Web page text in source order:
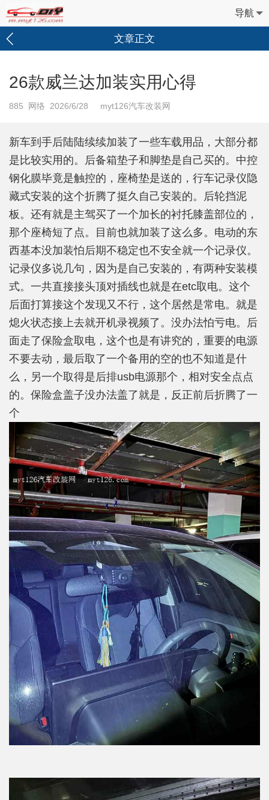
导航
文章正文
26款威兰达加装实用心得
885 网络 2026/6/28 myt126汽车改装网
新车到手后陆陆续续加装了一些车载用品，大部分都
是比较实用的。后备箱垫子和脚垫是自己买的。中控
钢化膜毕竟是触控的，座椅垫是送的，行车记录仪隐
藏式安装的这个折腾了挺久自己安装的。后轮挡泥
板。还有就是主驾买了一个加长的衬托膝盖部位的，
那个座椅短了点。目前也就加装了这么多。电动的东
西基本没加装怕后期不稳定也不安全就一个记录仪。
记录仪多说几句，因为是自己安装的，有两种安装模
式。一共直接接头顶对插线也就是在etc取电。这个
后面打算接这个发现又不行，这个居然是常电。就是
熄火状态接上去就开机录视频了。没办法怕亏电。后
面走了保险盒取电，这个也是有讲究的，重要的电源
不要去动，最后取了一个备用的空的也不知道是什
么，另一个取得是后排usb电源那个，相对安全点点
的。保险盒盖子没办法盖了就是，反正前后折腾了一
个